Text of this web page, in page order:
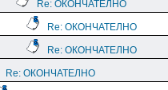
Re: ОКОНЧАТЕЛНО
Re: ОКОНЧАТЕЛНО
Re: ОКОНЧАТЕЛНО
Re: ОКОНЧАТЕЛНО